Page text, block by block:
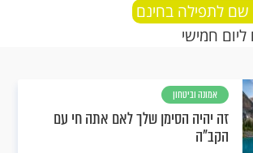
שם לתפילה בחינם
ליום חמישי
אמונה וביטחון
זה יהיה הסימן שלך לאם אתה חי עם
הקב"ה